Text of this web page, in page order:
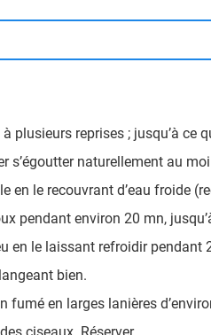
plusieurs reprises ; jusqu’à ce
s’égoutter naturellement au
le recouvrant d’eau froide
pendant environ 20 mn,
en le laissant refroidir pendant
bien.
fumé en larges lanières